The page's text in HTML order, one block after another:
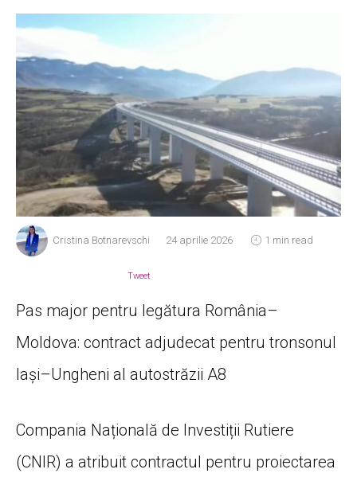
Cristina Botnarevschi 24 aprilie 2026 1 min read
Tweet
Pas major pentru legătura România–
Moldova: contract adjudecat pentru tronsonul
Iași–Ungheni al autostrăzii A8
Compania Națională de Investiții Rutiere
(CNIR) a atribuit contractul pentru proiectarea